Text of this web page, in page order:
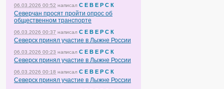
06.03.2026 00:52 написал С Е В Е Р С К
Северчан просят пройти опрос об
общественном транспорте
06.03.2026 00:37 написал С Е В Е Р С К
Северск принял участие в Лыжне России
06.03.2026 00:23 написал С Е В Е Р С К
Северск принял участие в Лыжне России
06.03.2026 00:18 написал С Е В Е Р С К
Северск принял участие в Лыжне России